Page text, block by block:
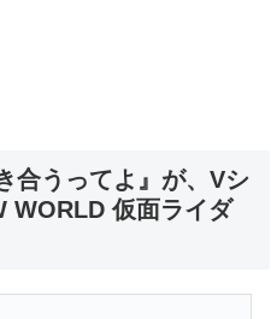
合うってよ』が、Vシ
WORLD 仮面ライダ